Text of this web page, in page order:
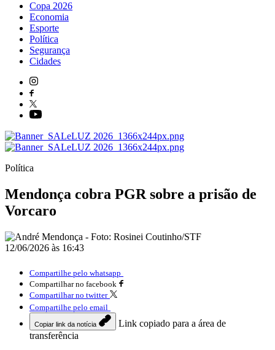
Copa 2026
Economia
Esporte
Política
Segurança
Cidades
Política
Mendonça cobra PGR sobre a prisão de
Vorcaro
12/06/2026 às 16:43
Compartilhe pelo whatsapp
Compartilhar no facebook
Compartilhar no twitter
Compartilhe pelo email
Copiar link da notícia
Link copiado para a área de
transferência